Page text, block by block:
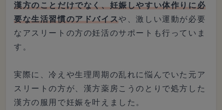
漢方のことだけでなく、妊娠しやすい体作りに必
要な生活習慣のアドバイスや、激しい運動が必要
なアスリートの方の妊活のサポートも行っていま
す。
実際に、冷えや生理周期の乱れに悩んでいた元ア
スリートの方が、漢方薬房こうのとりで処方した
漢方の服用で妊娠を叶えました。